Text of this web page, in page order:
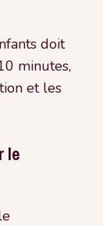
doit
minutes,
et les
le